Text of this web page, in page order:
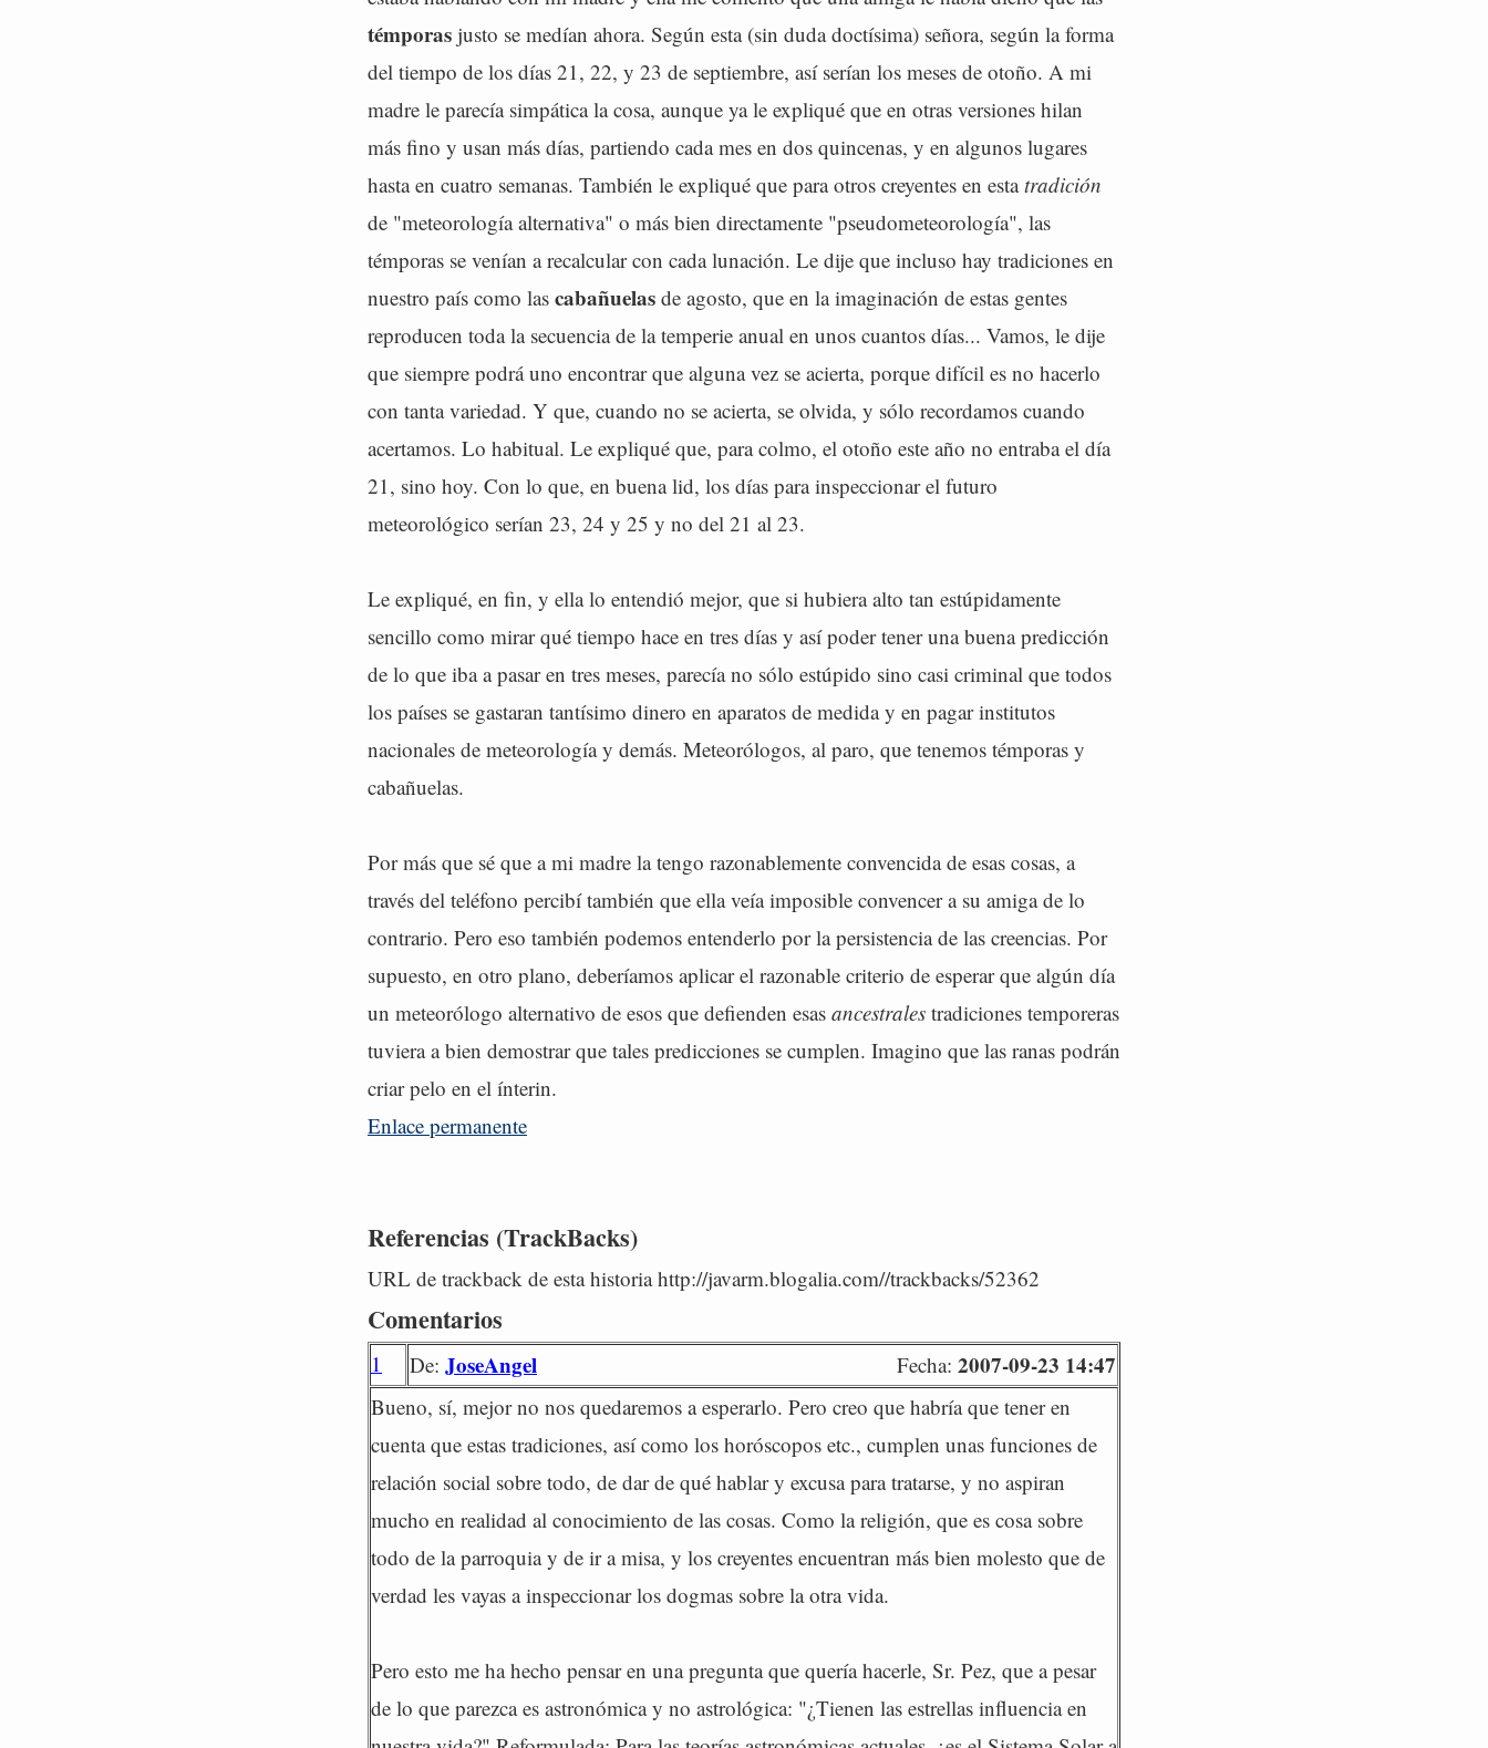
témporas justo se medían ahora. Según esta (sin duda doctísima) señora, según la forma
del tiempo de los días 21, 22, y 23 de septiembre, así serían los meses de otoño. A mi
madre le parecía simpática la cosa, aunque ya le expliqué que en otras versiones hilan
más fino y usan más días, partiendo cada mes en dos quincenas, y en algunos lugares
hasta en cuatro semanas. También le expliqué que para otros creyentes en estatradición
de "meteorología alternativa" o más bien directamente "pseudometeorología", las
témporas se venían a recalcular con cada lunación. Le dije que incluso hay tradiciones en
nuestro país como las cabañuelas de agosto, que en la imaginación de estas gentes
reproducen toda la secuencia de la temperie anual en unos cuantos días... Vamos, le dije
que siempre podrá uno encontrar que alguna vez se acierta, porque difícil es no hacerlo
con tanta variedad. Y que, cuando no se acierta, se olvida, y sólo recordamos cuando
acertamos. Lo habitual. Le expliqué que, para colmo, el otoño este año no entraba el día
21, sino hoy. Con lo que, en buena lid, los días para inspeccionar el futuro
meteorológico serían 23, 24 y 25 y no del 21 al 23.
Le expliqué, en fin, y ella lo entendió mejor, que si hubiera alto tan estúpidamente
sencillo como mirar qué tiempo hace en tres días y así poder tener una buena predicción
de lo que iba a pasar en tres meses, parecía no sólo estúpido sino casi criminal que todos
los países se gastaran tantísimo dinero en aparatos de medida y en pagar institutos
nacionales de meteorología y demás. Meteorólogos, al paro, que tenemos témporas y
cabañuelas.
Por más que sé que a mi madre la tengo razonablemente convencida de esas cosas, a
través del teléfono percibí también que ella veía imposible convencer a su amiga de lo
contrario. Pero eso también podemos entenderlo por la persistencia de las creencias. Por
supuesto, en otro plano, deberíamos aplicar el razonable criterio de esperar que algún día
un meteorólogo alternativo de esos que defienden esas ancestrales tradiciones temporeras
tuviera a bien demostrar que tales predicciones se cumplen. Imagino que las ranas podrán
criar pelo en el ínterin.
Enlace permanente
Referencias (TrackBacks)
URL de trackback de esta historia http://javarm.blogalia.com//trackbacks/52362
Comentarios
1 De: JoseAngel Fecha: 2007-09-23 14:47
Bueno, sí, mejor no nos quedaremos a esperarlo. Pero creo que habría que tener en
cuenta que estas tradiciones, así como los horóscopos etc., cumplen unas funciones de
relación social sobre todo, de dar de qué hablar y excusa para tratarse, y no aspiran
mucho en realidad al conocimiento de las cosas. Como la religión, que es cosa sobre
todo de la parroquia y de ir a misa, y los creyentes encuentran más bien molesto que de
verdad les vayas a inspeccionar los dogmas sobre la otra vida.
Pero esto me ha hecho pensar en una pregunta que quería hacerle, Sr. Pez, que a pesar
de lo que parezca es astronómica y no astrológica: "¿Tienen las estrellas influencia en